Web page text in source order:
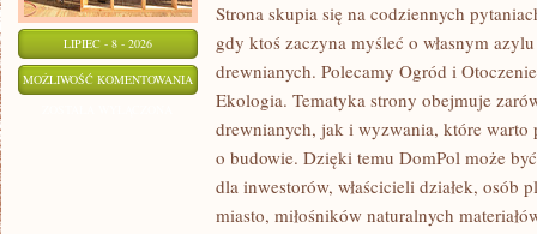
LIPIEC - 8 - 2026
MOŻLIWOŚĆ KOMENTOWANIA KOSZTY
FINANSOWANIE
Strona skupia się na codziennych
gdy ktoś zaczyna myśleć o własnym
drewnianych. Polecamy Ogród i
Ekologia. Tematyka strony obejmuje
drewnianych, jak i wyzwania, które warto
o budowie. Dzięki temu DomPol może
dla inwestorów, właścicieli działek, osób
miasto, miłośników naturalnych